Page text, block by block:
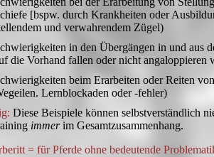
[bspw. durch Krankheiten oder
und verwahrendem Zügel)
in den Übergängen in und aus
die Vorhand fallen oder nicht angaloppieren
beim Erarbeiten oder Reiten
Lernblockaden oder -fehler)
Diese Beispiele können selbstverständlich
immerim Gesamtzusammenhang.
= für Pferde ohne bedeutende